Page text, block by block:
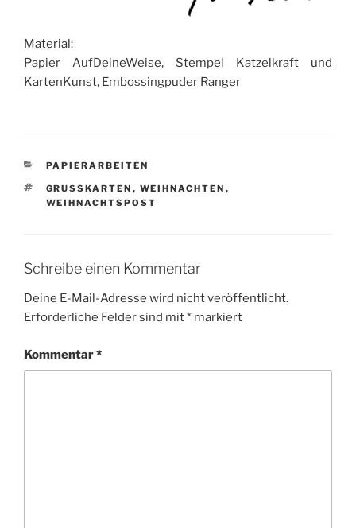
Material:
Papier AufDeineWeise, Stempel Katzelkraft und
KartenKunst, Embossingpuder Ranger
KATEGORIEN
PAPIERARBEITEN
SCHLAGWÖRTER
GRUSSKARTEN , WEIHNACHTEN ,
WEIHNACHTSPOST
Schreibe einen Kommentar
Deine E-Mail-Adresse wird nicht veröffentlicht.
Erforderliche Felder sind mit* markiert
Kommentar*